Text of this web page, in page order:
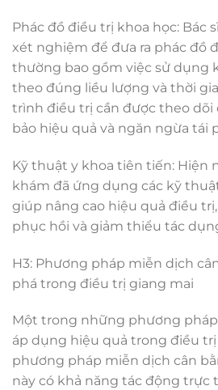
Phác đồ điều trị khoa học: Bác
xét nghiệm để đưa ra phác đồ
thường bao gồm việc sử dụng
theo đúng liều lượng và thời
trình điều trị cần được theo dõi
bảo hiệu quả và ngăn ngừa tái
Kỹ thuật y khoa tiên tiến: Hiện
khám đã ứng dụng các kỹ
giúp nâng cao hiệu quả điều
phục hồi và giảm thiểu tác
H3: Phương pháp miễn dịch
phá trong điều trị giang mai
Một trong những phương
áp dụng hiệu quả trong điều trị
phương pháp miễn dịch cân
này có khả năng tác động trực